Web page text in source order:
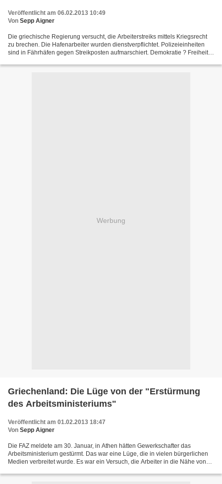
Veröffentlicht am 06.02.2013 10:49
Von Sepp Aigner
Die griechische Regierung versucht, die Arbeiterstreiks mittels Kriegsrecht
zu brechen. Die Hafenarbeiter wurden dienstverpflichtet. Polizeieinheiten
sind in Fährhäfen gegen Streikposten aufmarschiert. Demokratie ? Freiheit ?
Werbung
Griechenland: Die Lüge von der "Erstürmung
des Arbeitsministeriums"
Veröffentlicht am 01.02.2013 18:47
Von Sepp Aigner
Die FAZ meldete am 30. Januar, in Athen hätten Gewerkschafter das
Arbeitsministerium gestürmt. Das war eine Lüge, die in vielen bürgerlichen
Medien verbreitet wurde. Es war ein Versuch, die Arbeiter in die Nähe von